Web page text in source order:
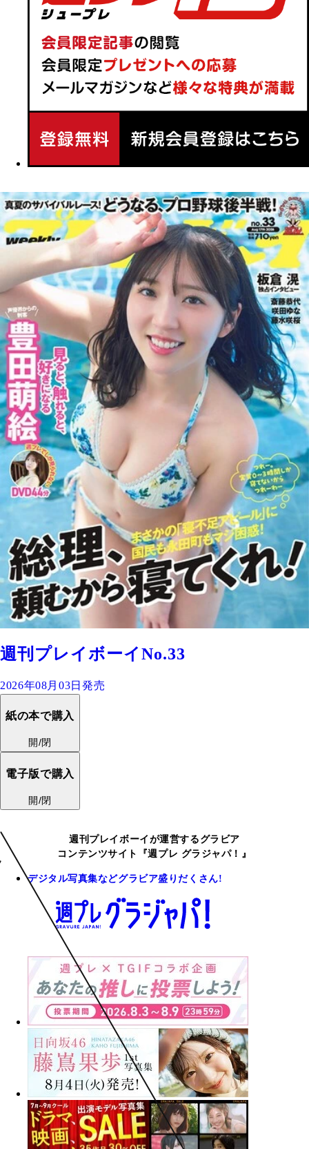
週刊プレイボーイNo.33
2026年08月03日発売
紙の本で購入
開/閉
電子版で購入
開/閉
週刊プレイボーイが運営するグラビア
コンテンツサイト『週プレ グラジャパ！』
デジタル写真集などグラビア盛りだくさん!